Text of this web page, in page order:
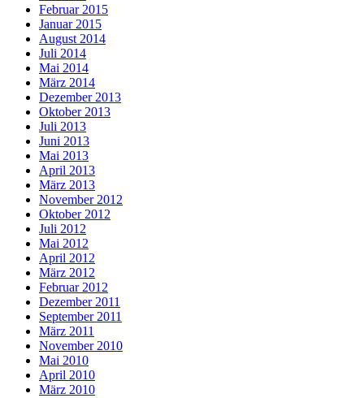
Februar 2015
Januar 2015
August 2014
Juli 2014
Mai 2014
März 2014
Dezember 2013
Oktober 2013
Juli 2013
Juni 2013
Mai 2013
April 2013
März 2013
November 2012
Oktober 2012
Juli 2012
Mai 2012
April 2012
März 2012
Februar 2012
Dezember 2011
September 2011
März 2011
November 2010
Mai 2010
April 2010
März 2010